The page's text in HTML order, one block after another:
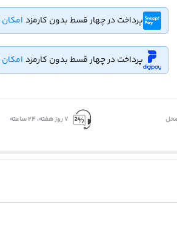
پرداخت در چهار قسط بدون کارمزد
پرداخت در چهار قسط بدون کارمزد
۷ روز ﻫﻔﺘﻪ، ۲۴ ﺳﺎﻋﺘﻪ